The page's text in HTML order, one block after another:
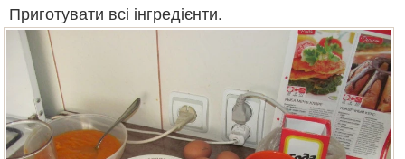
Приготувати всі інгредієнти.